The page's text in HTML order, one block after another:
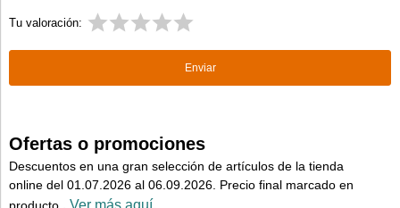
Tu valoración:
Ofertas o promociones
Descuentos en una gran selección de artículos de la tienda
online del 01.07.2026 al 06.09.2026. Precio final marcado en
. Ver más aquí.